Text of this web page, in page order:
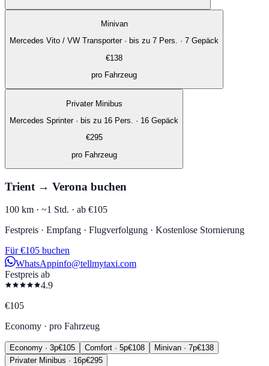
Minivan
Mercedes Vito / VW Transporter· bis zu 7 Pers. · 7 Gepäck
€138
pro Fahrzeug
Privater Minibus
Mercedes Sprinter· bis zu 16 Pers. · 16 Gepäck
€295
pro Fahrzeug
Trient → Verona buchen
100 km · ~1 Std. · ab €105
Festpreis · Empfang · Flugverfolgung · Kostenlose Stornierung
Für €105 buchen
WhatsAppinfo@tellmytaxi.com
Festpreis ab
4.9
€105
Economy · pro Fahrzeug
Economy · 3p€105 Comfort · 5p€108 Minivan · 7p€138
Privater Minibus · 16p€295